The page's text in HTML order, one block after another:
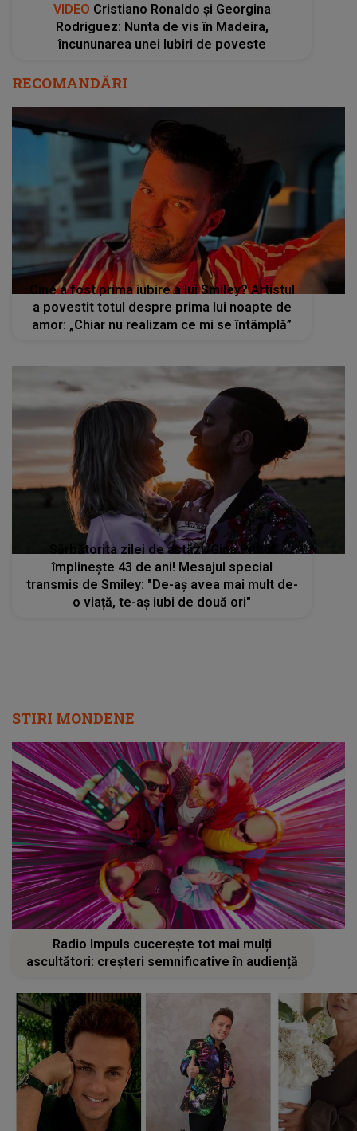
VIDEO Cristiano Ronaldo și Georgina
Rodriguez: Nunta de vis în Madeira,
încununarea unei Iubiri de poveste
RECOMANDĂRI
Cine a fost prima iubire a lui Smiley? Artistul
a povestit totul despre prima lui noapte de
amor: „Chiar nu realizam ce mi se întâmplă”
Sărbătorita zilei de astăzi: Gina Pistol
împlinește 43 de ani! Mesajul special
transmis de Smiley: "De-aș avea mai mult de-
o viață, te-aș iubi de două ori"
STIRI MONDENE
Radio Impuls cucerește tot mai mulți
ascultători: creșteri semnificative în audiență